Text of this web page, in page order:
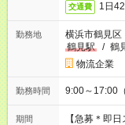
交通費 1日
勤務地
横浜市鶴見区
鶴見駅
/ 鶴
物流企業
勤務時間 9:00～17:00
期間
【急募＊即